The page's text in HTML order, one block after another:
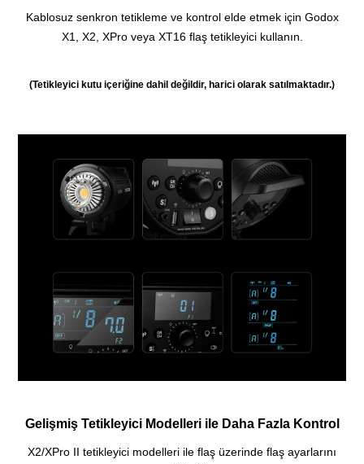
Kablosuz senkron tetikleme ve kontrol elde etmek için Godox
X1, X2, XPro veya XT16 flaş tetikleyici kullanın.
(Tetikleyici kutu içeriğine dahil değildir, harici olarak satılmaktadır.)
Gelişmiş Tetikleyici Modelleri ile Daha Fazla Kontrol
X2/XPro II tetikleyici modelleri ile flaş üzerinde flaş ayarlarını